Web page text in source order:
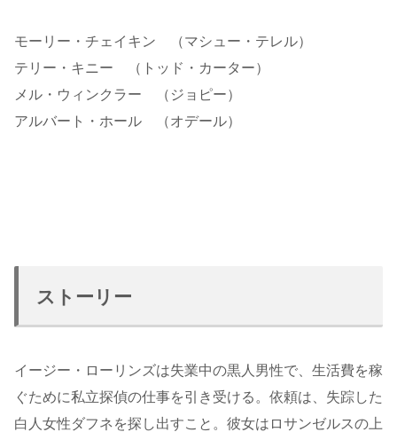
モーリー・チェイキン （マシュー・テレル）
テリー・キニー （トッド・カーター）
メル・ウィンクラー （ジョピー）
アルバート・ホール （オデール）
ストーリー
イージー・ローリンズは失業中の黒人男性で、生活費を稼
ぐために私立探偵の仕事を引き受ける。依頼は、失踪した
白人女性ダフネを探し出すこと。彼女はロサンゼルスの上